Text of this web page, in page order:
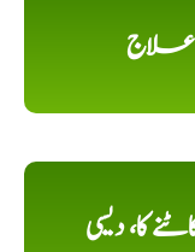
علاج
کا، دیسی